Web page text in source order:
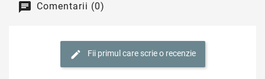
Comentarii (0)
Fii primul care scrie o recenzie